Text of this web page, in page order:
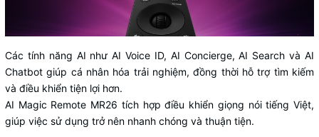
Các tính năng AI như AI Voice ID, AI Concierge, AI Search và AI
Chatbot giúp cá nhân hóa trải nghiệm, đồng thời hỗ trợ tìm kiếm
và điều khiển tiện lợi hơn.
AI Magic Remote MR26 tích hợp điều khiển giọng nói tiếng Việt,
giúp việc sử dụng trở nên nhanh chóng và thuận tiện.